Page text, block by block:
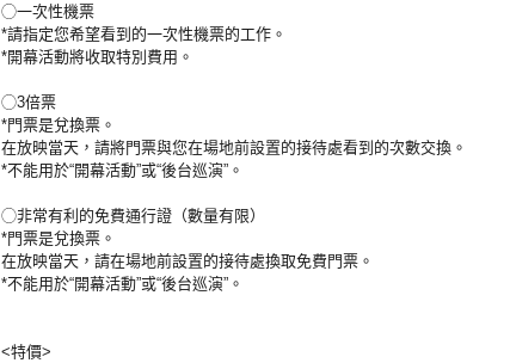
◯一次性機票
*請指定您希望看到的一次性機票的工作。
*開幕活動將收取特別費用。
◯3倍票
*門票是兌換票。
在放映當天，請將門票與您在場地前設置的接待處看到的次數交換。
*不能用於“開幕活動”或“後台巡演”。
◯非常有利的免費通行證（數量有限）
*門票是兌換票。
在放映當天，請在場地前設置的接待處換取免費門票。
*不能用於“開幕活動”或“後台巡演”。
<特價>